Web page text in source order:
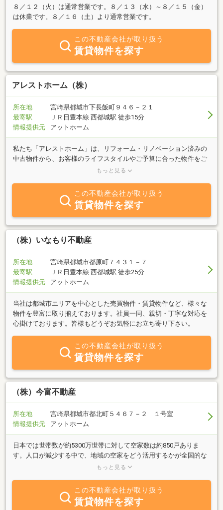
８／１２（火）は通常営業です。８／１３（水）～８／１５（金）
は休業です。８／１６（土）より通常営業です。
この不動産会社が取り扱う
賃貸物件を探す
アレストホーム（株）
所在地
宮崎県都城市下長飯町９４６－２１
最寄駅
ＪＲ日豊本線 西都城駅 徒歩15分
情報提供元
アットホーム
私たち「アレストホーム」は、リフォーム・リノベーション済みの
中古物件から、お客様のライフスタイルやご予算に合った物件をご
提案・販売する企業です。適正価格でより良い住宅をご提供できる
古住宅ならではのメリットに機能性や快適性を付加した住まいを取
り扱っています。都城市や宮崎市周辺エリアの中古住宅・物件のこ
とならアレストホームにお任せください。
もっと見る
この不動産会社が取り扱う
賃貸物件を探す
（株）いなもり不動産
所在地
宮崎県都城市都原町７４３１－７
最寄駅
ＪＲ日豊本線 西都城駅 徒歩25分
情報提供元
アットホーム
当社は都城市エリアを中心とした売買物件・賃貸物件など、様々な
物件を豊富に取り揃えております。社員一同、親切・丁寧な対応を
心掛けております。皆様もどうぞお気軽にお立ち寄り下さい。
この不動産会社が取り扱う
賃貸物件を探す
（株）今富不動産
所在地
宮崎県都城市都北町５４６７－２ １号室
情報提供元
アットホーム
日本では世帯数が約5300万世帯に対して空家数は約850戸ありま
す。人口が減少する中で、地域の空家をどう活用するかが全国的な
課題となっております。弊社では、地方の不動産を相続した都会に
手続きに関する相談が年々増えてきましたので、遺産分割協議証明
書や、遺言作成などの相続サポートに力を入れるために行政書士業
務も開始しました。売却後の税金の相談や、登記手続きまでワンス
もっと見る
この不動産会社が取り扱う
賃貸物件を探す